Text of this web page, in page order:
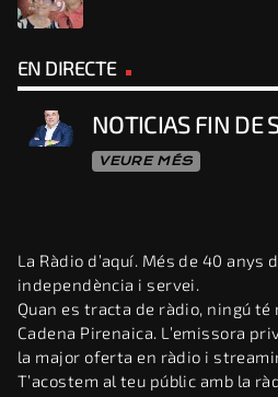
EN DIRECTE
NOTICIAS FIN DE
VEURE MÉS
La Ràdio d’aquí. Més de 40 anys
independència i servei.
Quan es tracta de ràdio, ningú té
Cadena Pirenaica. L’emissora
la major oferta en ràdio i
T’acostem al teu públic amb la